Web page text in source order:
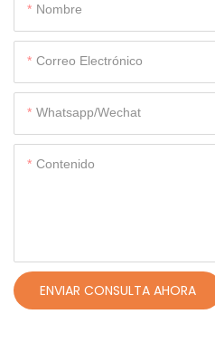
Nombre
Correo Electrónico
Whatsapp/wechat
Contenido
ENVIAR CONSULTA AHORA